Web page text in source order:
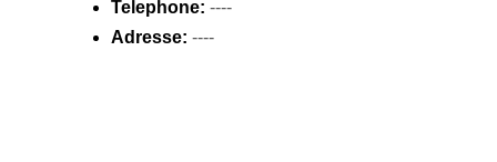
Telephone: ----
Adresse: ----